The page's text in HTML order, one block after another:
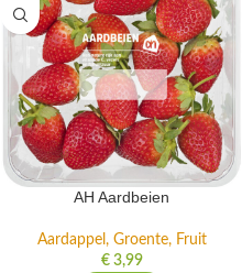
AH Aardbeien
Aardappel, Groente, Fruit
€3,99